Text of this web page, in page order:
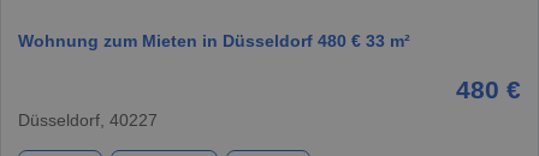
Wohnung zum Mieten in Düsseldorf 480 € 33 m²
480 €
Düsseldorf, 40227